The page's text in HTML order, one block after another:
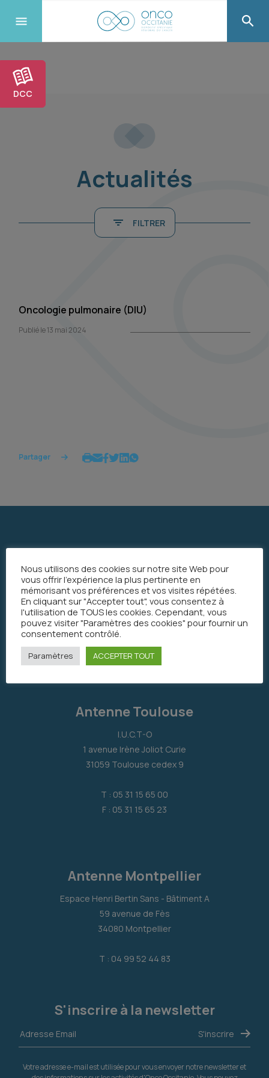
DCC
Actualités
FILTRER
Oncologie pulmonaire (DIU)
Publié le 13 mai 2024
Partager
Antenne Toulouse
I.U.C.T-O
1 avenue Irène Joliot Curie
31059 Toulouse cedex 9
T : 05 31 15 65 00
F : 05 31 15 65 23
Antenne Montpellier
Espace Henri Bertin Sans - Bâtiment A
59 avenue de Fès
34080 Montpellier
T : 04 99 52 44 83
S'inscrire à la newsletter
Votre adresse e-mail est utilisée pour vous envoyer notre newsletter et
Nous utilisons des cookies sur notre site Web pour
vous offrir l'expérience la plus pertinente en
mémorisant vos préférences et vos visites répétées.
En cliquant sur "Accepter tout", vous consentez à
l'utilisation de TOUS les cookies. Cependant, vous
pouvez visiter "Paramètres des cookies" pour fournir un
consentement contrôlé.
Paramètres ACCEPTER TOUT